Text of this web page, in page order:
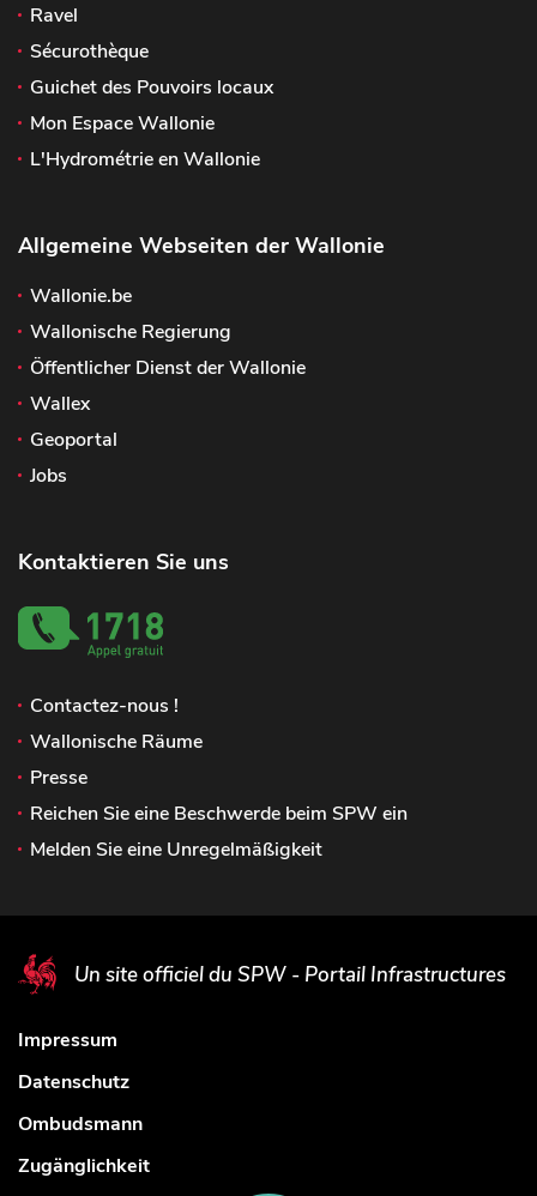
Ravel
Sécurothèque
Guichet des Pouvoirs locaux
Mon Espace Wallonie
L'Hydrométrie en Wallonie
Allgemeine Webseiten der Wallonie
Wallonie.be
Wallonische Regierung
Öffentlicher Dienst der Wallonie
Wallex
Geoportal
Jobs
Kontaktieren Sie uns
Contactez-nous !
Wallonische Räume
Presse
Reichen Sie eine Beschwerde beim SPW ein
Melden Sie eine Unregelmäßigkeit
Un site officiel du SPW - Portail Infrastructures
Impressum
Datenschutz
Ombudsmann
Zugänglichkeit